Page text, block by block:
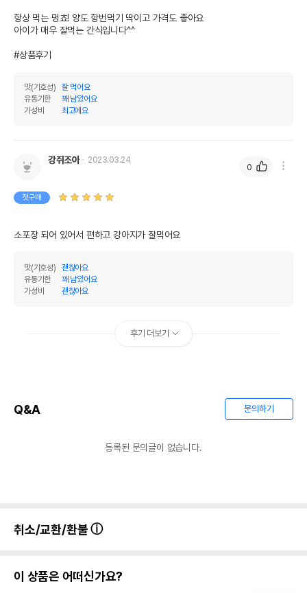
항상 먹는 멍쵸! 양도 항번먹기 딱이고 가격도 좋아요
아이가 매우 잘먹는 간식입니다^^
#상품후기
맛(기호성)
잘 먹어요
유통기한
꽤 남았어요
가성비
최고에요
강쥐조아 2023.03.24
첫구매
소포장 되어 있어서 편하고 강아지가 잘먹어요
맛(기호성)
괜찮아요
유통기한
꽤 남았어요
가성비
괜찮아요
0
후기 더보기
Q&A 문의하기
등록된 문의글이 없습니다.
취소/교환/환불
이 상품은 어떠신가요?